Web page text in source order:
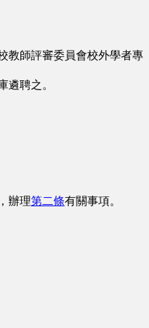
教師評審委員會校外學者專
遴聘之。
辦理第二條有關事項。